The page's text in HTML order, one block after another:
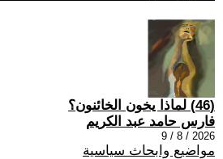
(46) لماذا يخون الخائنون؟
فارس حامد عبد الكريم
2026 / 8 / 9
مواضيع وابحاث سياسية